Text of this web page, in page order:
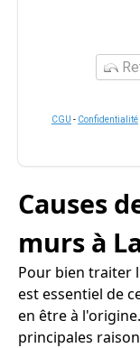
CGU - Confidentialité
Causes
murs à
Pour bien traiter
est essentiel de
en être à
principales